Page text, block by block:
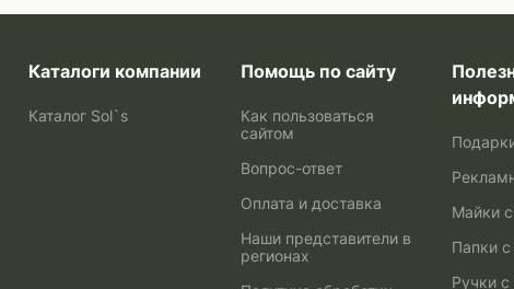
Каталоги компании
Каталог Sol`s
Помощь по сайту
Как пользоваться
сайтом
Вопрос-ответ
Оплата и доставка
Наши представители в
регионах
Майки
Папки с
Ручки с